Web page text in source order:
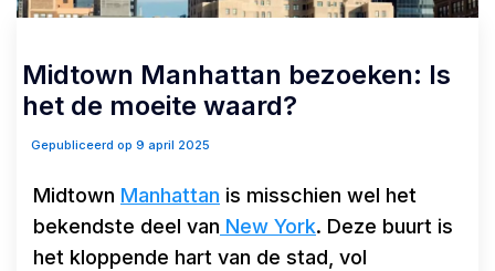
Midtown Manhattan bezoeken: Is
het de moeite waard?
Gepubliceerd op 9 april 2025
Midtown Manhattan is misschien wel het
bekendste deel van New York. Deze buurt is
het kloppende hart van de stad, vol